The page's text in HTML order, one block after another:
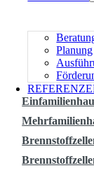
Planung